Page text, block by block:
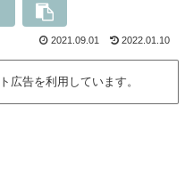
2021.09.01 2022.01.10
広告を利用しています。